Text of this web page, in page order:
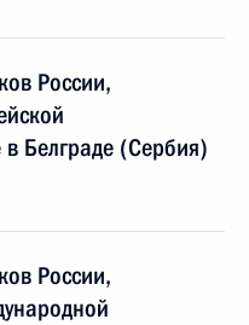
России,
Белграде (Сербия)
России,